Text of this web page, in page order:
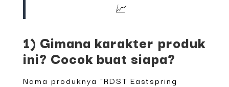
📈
1) Gimana karakter produk
ini? Cocok buat siapa?
Nama produknya “RDST Eastspring